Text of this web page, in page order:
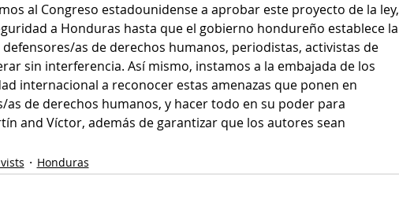
al Congreso estadounidense a aprobar este proyecto de la ley,
a Honduras hasta que el gobierno hondureño establece la
as de derechos humanos, periodistas, activistas de
sin interferencia. Así mismo, instamos a la embajada de los
internacional a reconocer estas amenazas que ponen en
as de derechos humanos, y hacer todo en su poder para
and Víctor, además de garantizar que los autores sean
Honduras